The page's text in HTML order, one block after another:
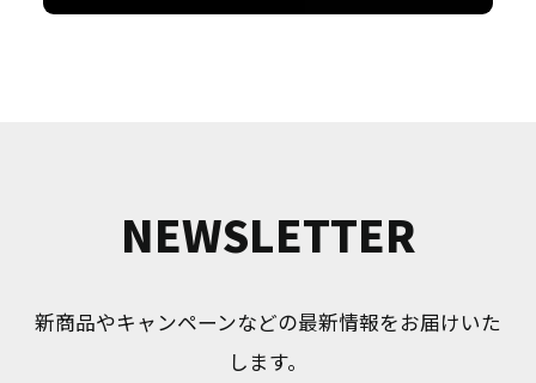
NEWSLETTER
新商品やキャンペーンなどの最新情報をお届けいた
します。